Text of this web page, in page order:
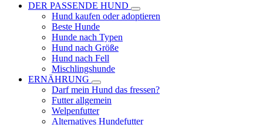
DER PASSENDE HUND
Hund kaufen oder adoptieren
Beste Hunde
Hunde nach Typen
Hund nach Größe
Hund nach Fell
Mischlingshunde
ERNÄHRUNG
Darf mein Hund das fressen?
Futter allgemein
Welpenfutter
Alternatives Hundefutter